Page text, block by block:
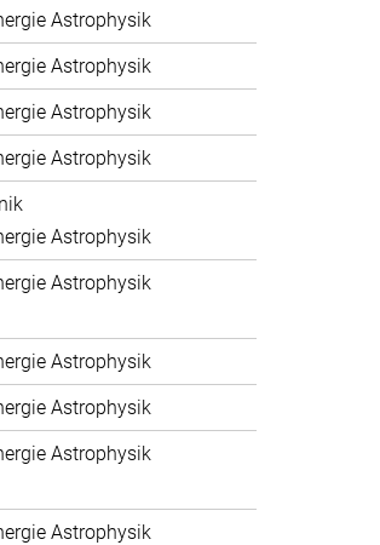
Astrophysik
Astrophysik
Astrophysik
Astrophysik
Astrophysik
Astrophysik
Astrophysik
Astrophysik
Astrophysik
Astrophysik